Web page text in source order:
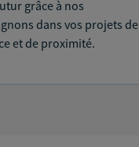
grâce à nos
dans vos projets de
et de proximité.